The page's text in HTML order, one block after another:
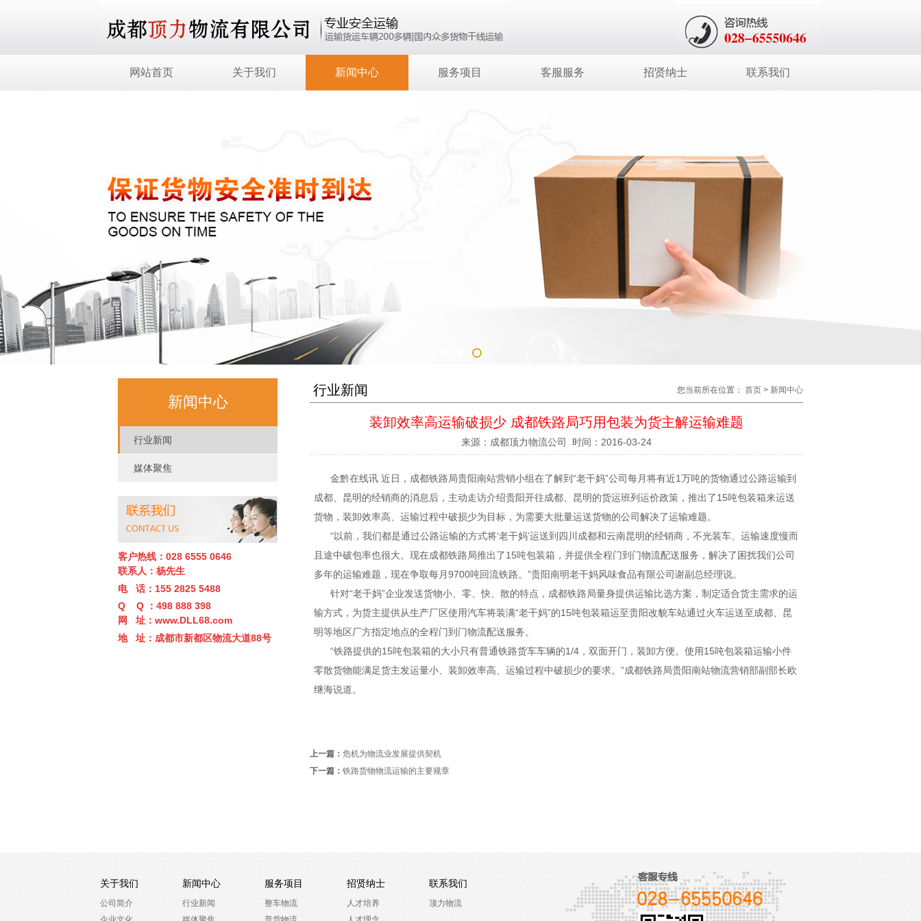
网站首页 关于我们 新闻中心 服务项目 客服服务 招贤纳士 联系我们
新闻中心
行业新闻
媒体聚焦
客户热线：028 6555 0646
联系人：杨先生
电 话：155 2825 5488
Q Q ：498 888 398
网 址： www.DLL68.com
地 址：成都市新都区物流大道88号
行业新闻 您当前所在位置： 首页 > 新闻中心
装卸效率高运输破损少 成都铁路局巧用包装为货主解运输难题
来源： 成都顶力物流公司 时间： 2016-03-24
金黔在线讯 近日，成都铁路局贵阳南站营销小组在了解到“老干妈”公司每月将有近1万吨的货物通过公路运输到
成都、昆明的经销商的消息后，主动走访介绍贵阳开往成都、昆明的货运班列运价政策，推出了15吨包装箱来运送
货物，装卸效率高、运输过程中破损少为目标，为需要大批量运送货物的公司解决了运输难题。
“以前，我们都是通过公路运输的方式将‘老干妈’运送到四川成都和云南昆明的经销商，不光装车、运输速度慢而
且途中破包率也很大。现在成都铁路局推出了15吨包装箱，并提供全程门到门物流配送服务，解决了困扰我们公司
多年的运输难题，现在争取每月9700吨回流铁路。”贵阳南明老干妈风味食品有限公司谢副总经理说。
针对“老干妈”企业发送货物小、零、快、散的特点，成都铁路局量身提供运输比选方案，制定适合货主需求的运
输方式，为货主提供从生产厂区使用汽车将装满“老干妈”的15吨包装箱运至贵阳改貌车站通过火车运送至成都、昆
明等地区厂方指定地点的全程门到门物流配送服务。
“铁路提供的15吨包装箱的大小只有普通铁路货车车辆的1/4，双面开门，装卸方便。使用15吨包装箱运输小件
零散货物能满足货主发运量小、装卸效率高、运输过程中破损少的要求。”成都铁路局贵阳南站物流营销部副部长欧
继海说道。
上一篇： 危机为物流业发展提供契机
下一篇： 铁路货物物流运输的主要规章
关于我们
公司简介
新闻中心
行业新闻
服务项目
整车物流
招贤纳士
人才培养
联系我们
顶力物流